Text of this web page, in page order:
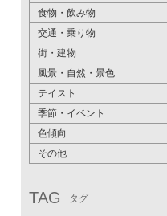
食物・飲み物
交通・乗り物
街・建物
風景・自然・景色
テイスト
季節・イベント
色傾向
その他
TAG タグ